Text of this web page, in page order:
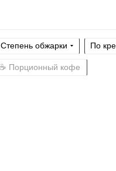
Степень обжарки По
☕ Порционный кофе